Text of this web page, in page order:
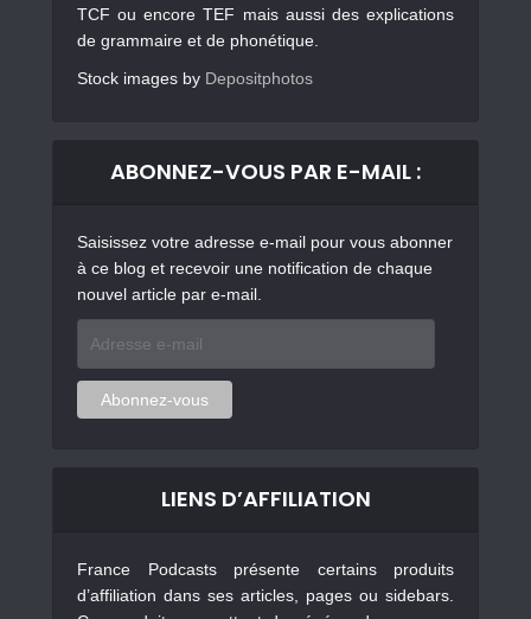
TCF ou encore TEF mais aussi des explications
de grammaire et de phonétique.
Stock images by Depositphotos
ABONNEZ-VOUS PAR E-MAIL :
Saisissez votre adresse e-mail pour vous abonner
à ce blog et recevoir une notification de chaque
nouvel article par e-mail.
mail
Abonnez-vous
LIENS D’AFFILIATION
France Podcasts présente certains produits
d’affiliation dans ses articles, pages ou sidebars.